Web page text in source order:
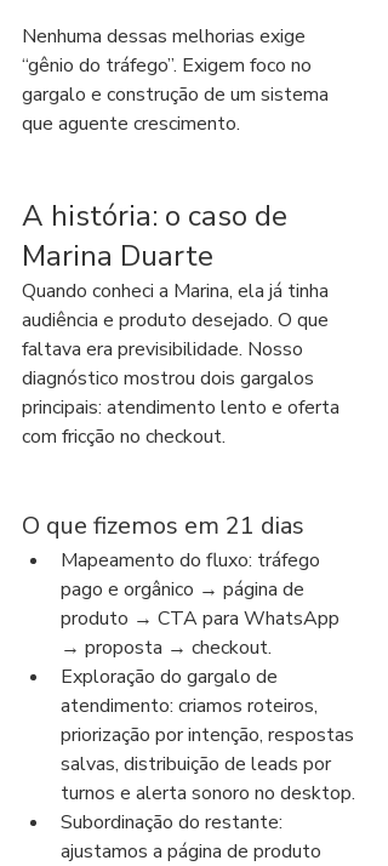
Nenhuma dessas melhorias exige
“gênio do tráfego”. Exigem foco no
gargalo e construção de um sistema
que aguente crescimento.
A história: o caso de
Marina Duarte
Quando conheci a Marina, ela já tinha
audiência e produto desejado. O que
faltava era previsibilidade. Nosso
diagnóstico mostrou dois gargalos
principais: atendimento lento e oferta
com fricção no checkout.
O que fizemos em 21 dias
Mapeamento do fluxo: tráfego
pago e orgânico → página de
produto → CTA para WhatsApp
→ proposta → checkout.
Exploração do gargalo de
atendimento: criamos roteiros,
priorização por intenção, respostas
salvas, distribuição de leads por
turnos e alerta sonoro no desktop.
Subordinação do restante:
ajustamos a página de produto